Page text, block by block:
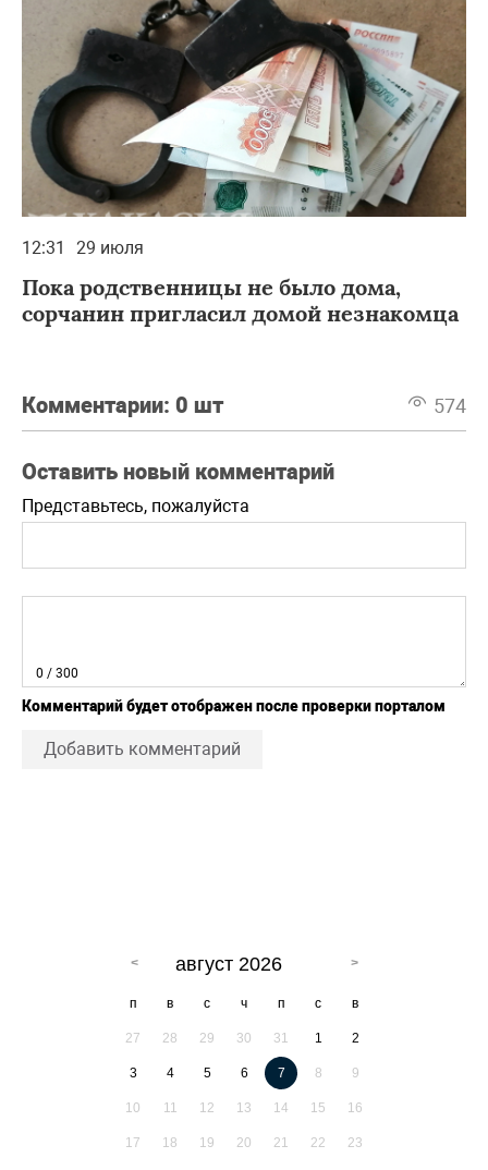
12:31 29 июля
Пока родственницы не было дома,
сорчанин пригласил домой незнакомца
Комментарии: 0 шт 574
Оставить новый комментарий
Представьтесь, пожалуйста
0 / 300
Комментарий будет отображен после проверки порталом
Добавить комментарий
август 2026
п в с ч п с в
27 28 29 30 31 1 2
3 4 5 6 7 8 9
10 11 12 13 14 15 16
17 18 19 20 21 22 23